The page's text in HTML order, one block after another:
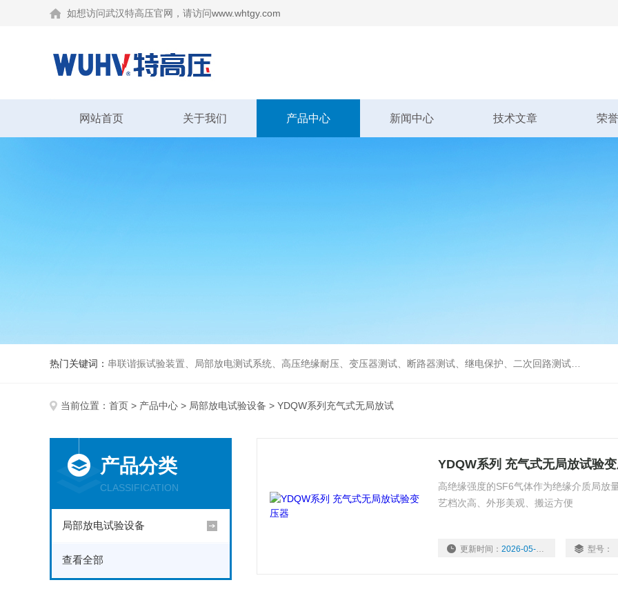
如想访问武汉特高压官网，请访问www.whtgy.com
网站首页 关于我们 产品中心 新闻中心 技术文章 荣
热门关键词： 串联谐振试验装置、局部放电测试系统、高压绝缘耐压、变压器测试、断路器测试、继电保护、二次回路测试、电
当前位置： 首页 > 产品中心 > 局部放电试验设备 > YDQW系列充气式无局放试
产品分类
CLASSIFICATION
局部放电试验设备
查看全部
YDQW系列 充气式无局放试验
高绝缘强度的SF6气体作为绝缘介质局放
艺档次高、外形美观、搬运方便
更新时间：2026-05-20 型号：